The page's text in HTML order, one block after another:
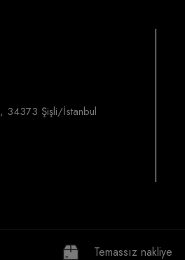
34373 Şişli/İstanbul
Temassız nakliye